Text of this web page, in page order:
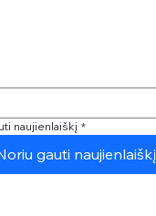
naujienlaiškį *
gauti naujienlaiškį